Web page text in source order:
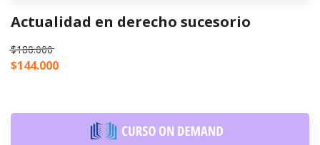
Actualidad en derecho sucesorio
$180.000
$144.000